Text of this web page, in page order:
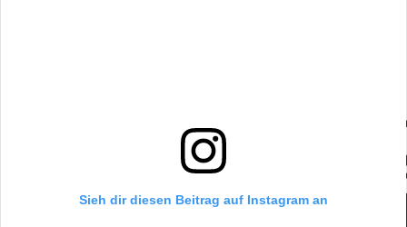
Sieh dir diesen Beitrag auf Instagram an